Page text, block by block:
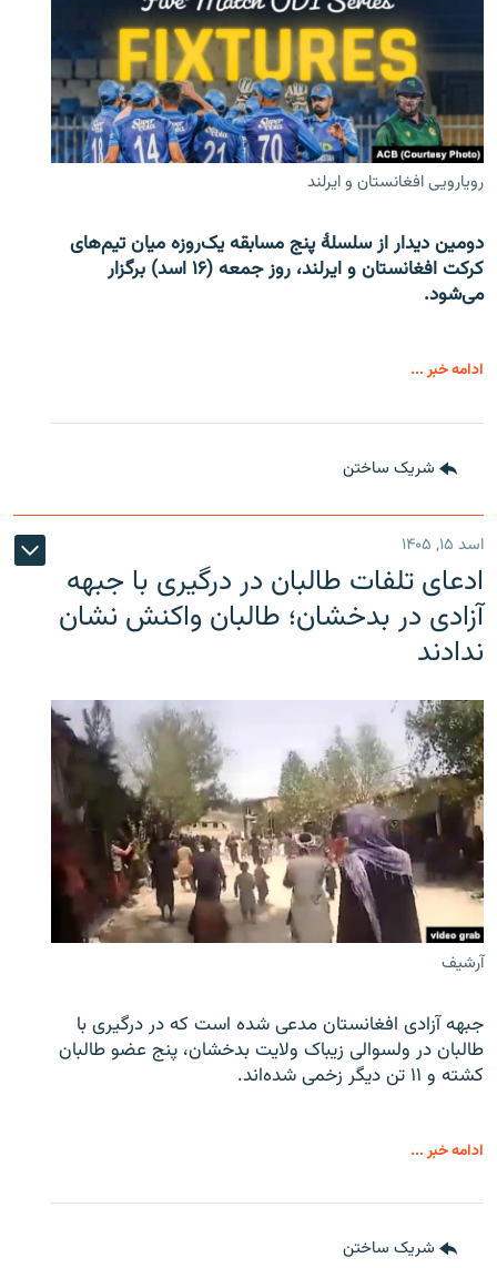
رویارویی افغانستان و ایرلند
دومین دیدار از سلسلۀ پنج مسابقه یک‌روزه میان تیم‌های
کرکت افغانستان و ایرلند، روز جمعه (۱۶ اسد) برگزار
می‌شود.
ادامه خبر ...
شریک ساختن
اسد ۱۵, ۱۴۰۵
ادعای تلفات طالبان در درگیری با جبهه
آزادی در بدخشان؛ طالبان واکنش نشان
ندادند
آرشیف
جبهه آزادی افغانستان مدعی شده است که در درگیری با
طالبان در ولسوالی زیباک ولایت بدخشان، پنج عضو طالبان
کشته و ۱۱ تن دیگر زخمی شده‌اند.
ادامه خبر ...
شریک ساختن